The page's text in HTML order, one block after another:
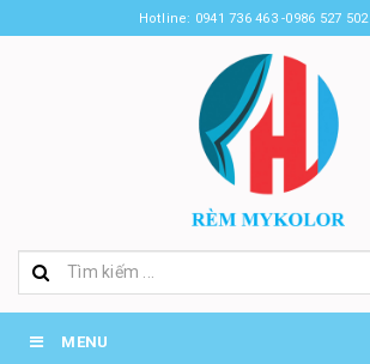
Hotline: 0941 736 463 -0986 527 502
MENU